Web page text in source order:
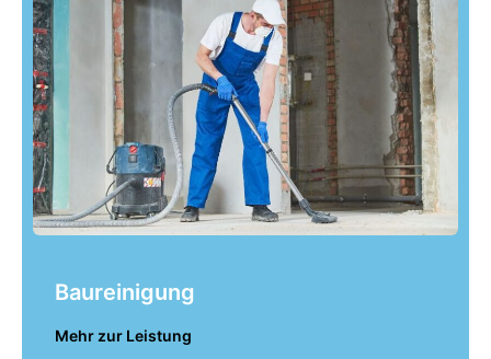
Baureinigung
Mehr zur Leistung